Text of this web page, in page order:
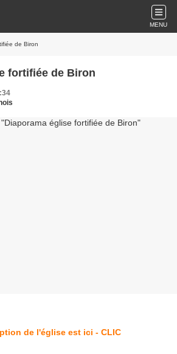
MENU
de Biron
fortifiée de Biron
de l'église est ici - CLIC